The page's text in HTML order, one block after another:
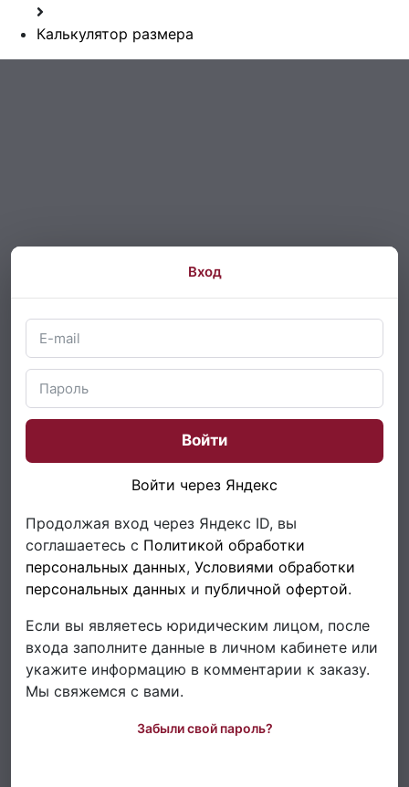
Калькулятор размера
Вход
Войти
Войти через Яндекс
Продолжая вход через Яндекс ID, вы
соглашаетесь с Политикой обработки
персональных данных, Условиями обработки
персональных данных и публичной офертой.
Если вы являетесь юридическим лицом, после
входа заполните данные в личном кабинете или
укажите информацию в комментарии к заказу.
Мы свяжемся с вами.
Забыли свой пароль?